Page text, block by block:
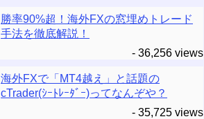
勝率90%超！海外FXの窓埋めトレード
手法を徹底解説！
- 36,256 views
海外FXで「MT4越え」と話題の
cTrader(ｼｰﾄﾚｰﾀﾞｰ)ってなんぞや？
- 35,725 views